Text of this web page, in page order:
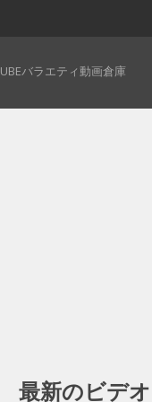
バラエティ動画倉庫
最新のビデオ